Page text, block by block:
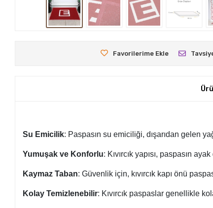
Favorilerime Ekle
Su Emicilik: Paspasın su emiciliği, dışarıdan gelen
Yumuşak ve Konforlu: Kıvırcık yapısı, paspasın
Kaymaz Taban: Güvenlik için, kıvırcık kapı önü
Kolay Temizlenebilir: Kıvırcık paspaslar genellikle